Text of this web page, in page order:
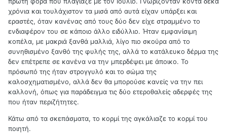
χρόνια και τουλάχιστον τα μισά από αυτά είχαν υπάρξει και
εραστές, όταν κανένας από τους δύο δεν είχε στραμμένο το
ενδιαφέρον του σε κάποιο άλλο ειδύλλιο. Ήταν εμφανίσιμη
κοπέλα, με μακριά ξανθά μαλλιά, λίγο πιο σκούρα από το
συνηθισμένο ξανθό της φυλής της, αλλά το κατάλευκο δέρμα της
δεν επέτρεπε σε κανένα να την μπερδέψει με άποικο. Το
πρόσωπό της ήταν στρογγυλό και το σώμα της
καλοσχηματισμένο, αλλά δεν θα μπορούσε κανείς να την πει
καλλονή, όπως για παράδειγμα τις δύο ετεροθαλείς αδερφές της
που ήταν περιζήτητες.
Κάτω από τα σκεπάσματα, το κορμί της αγκάλιαζε το κορμί του
ποιητή.